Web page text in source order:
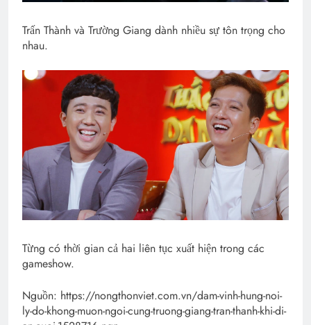
Trấn Thành và Trường Giang dành nhiều sự tôn trọng cho
nhau.
Từng có thời gian cả hai liên tục xuất hiện trong các
gameshow.
Nguồn: https://nongthonviet.com.vn/dam-vinh-hung-noi-
ly-do-khong-muon-ngoi-cung-truong-giang-tran-thanh-khi-di-